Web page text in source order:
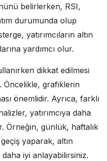
belirlerken, RSI,
durumunda olup
yatırımcıların altın
yardımcı olur.
dikkat edilmesi
Öncelikle, grafiklerin
önemlidir. Ayrıca, farklı
yatırımcıya daha
Örneğin, günlük, haftalık
yaparak, altın
iyi anlayabilirsiniz.